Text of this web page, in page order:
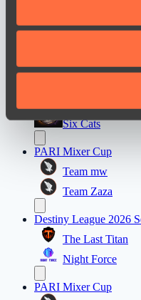
Six Cats
PARI Mixer Cup
Team mw
Team Zaza
Destiny League 2026
The Last Titan
Night Force
PARI Mixer Cup